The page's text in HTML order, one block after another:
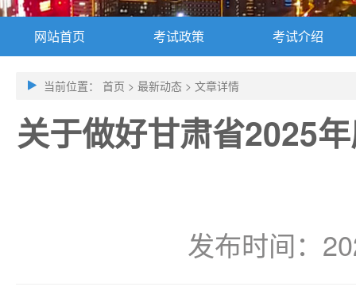
网站首页 考试政策 考试介绍
当前位置： 首页 > 最新动态 > 文章详情
关于做好甘肃省2025
发布时间：